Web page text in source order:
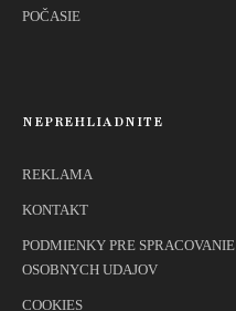
POČASIE
NEPREHLIADNITE
REKLAMA
KONTAKT
PODMIENKY PRE SPRACOVANIE
OSOBNYCH UDAJOV
COOKIES